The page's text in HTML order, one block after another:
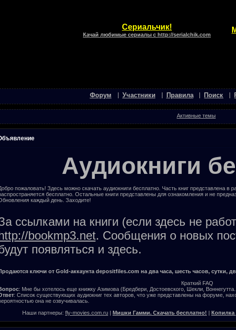
Сериальчик!
Качай любимые сериалы с http://serialchik.com
Форум Участники Правила Поиск
Активные темы
Аудиокниги
пожаловать! Здесь можно скачать аудиокниги бесплатно. Часть книг представлена в
бесплатно. Остальные книги представлены для ознакомления и не
каждый день. Заходите!
ссылками на книги (если здесь не
bookmp3.net. Сообщения о новых
появляться и здесь.
ключи от Gold-аккаунта depositfiles.com на два часа, шесть часов, сутки,
Краткий FAQ
: Мне бы хотелось еще книжку Азимова (Бредбери, Достоевского, Шекли,
: Список существующих аудиокниг тех авторов, что уже представлены на форуме,
она не озвучивалась.
Наши партнеры: fly-movies.com.ru Мишки Гамми. Скачать бесплатно!